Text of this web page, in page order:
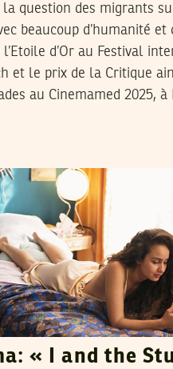
la question des migrants
beaucoup d’humanité et
d’Or au Festival
et le prix de la Critique
au Cinemamed 2025,
« I and the